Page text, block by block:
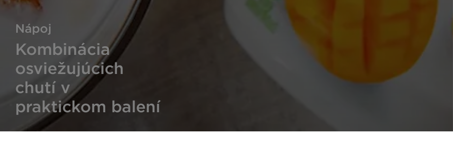
Nápoj
Kombinácia
osviežujúcich
chutí v
praktickom balení